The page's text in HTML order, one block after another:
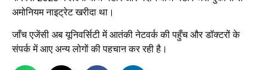
अमोनियम नाइट्रेट खरीदा था।
जाँच एजेंसी अब यूनिवर्सिटी में आतंकी नेटवर्क की पहुँच और डॉक्टरों के
संपर्क में आए अन्य लोगों की पहचान कर रही है।